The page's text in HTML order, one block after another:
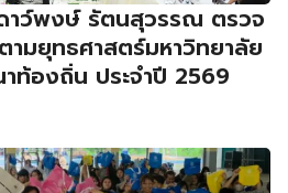
าว์พงษ์ รัตนสุวรรณ ตรวจ
ามยุทธศาสตร์มหาวิทยาลัย
ท้องถิ่น ประจำปี 2569